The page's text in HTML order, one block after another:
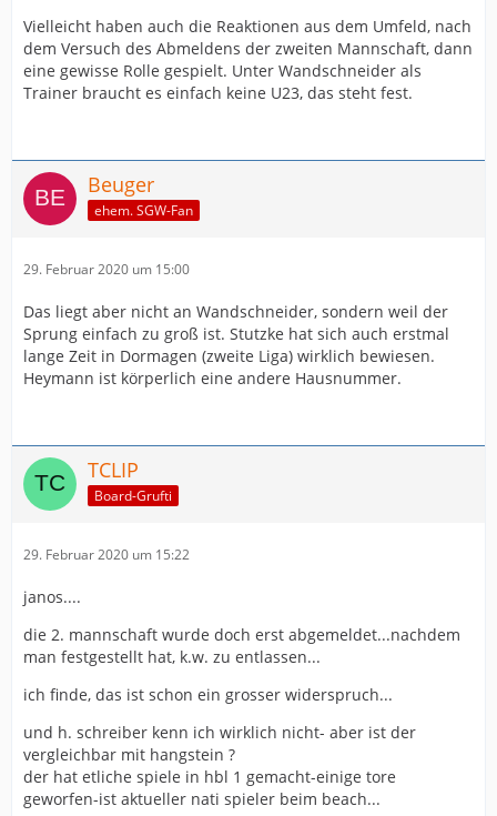
Vielleicht haben auch die Reaktionen aus dem Umfeld, nach
dem Versuch des Abmeldens der zweiten Mannschaft, dann
eine gewisse Rolle gespielt. Unter Wandschneider als
Trainer braucht es einfach keine U23, das steht fest.
Beuger
ehem. SGW-Fan
29. Februar 2020 um 15:00
Das liegt aber nicht an Wandschneider, sondern weil der
Sprung einfach zu groß ist. Stutzke hat sich auch erstmal
lange Zeit in Dormagen (zweite Liga) wirklich bewiesen.
Heymann ist körperlich eine andere Hausnummer.
TCLIP
Board-Grufti
29. Februar 2020 um 15:22
janos....
die 2. mannschaft wurde doch erst abgemeldet...nachdem
man festgestellt hat, k.w. zu entlassen...
ich finde, das ist schon ein grosser widerspruch...
und h. schreiber kenn ich wirklich nicht- aber ist der
vergleichbar mit hangstein ?
der hat etliche spiele in hbl 1 gemacht-einige tore
geworfen-ist aktueller nati spieler beim beach...